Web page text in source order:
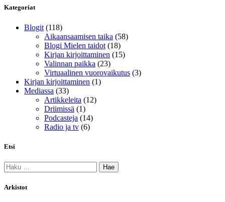
Kategoriat
Blogit (118)
Aikaansaamisen taika (58)
Blogi Mielen taidot (18)
Kirjan kirjoittaminen (15)
Valinnan paikka (23)
Virtuaalinen vuorovaikutus (3)
Kirjan kirjoittaminen (1)
Mediassa (33)
Artikkeleita (12)
Driimissä (1)
Podcasteja (14)
Radio ja tv (6)
Etsi
Haku:
Arkistot